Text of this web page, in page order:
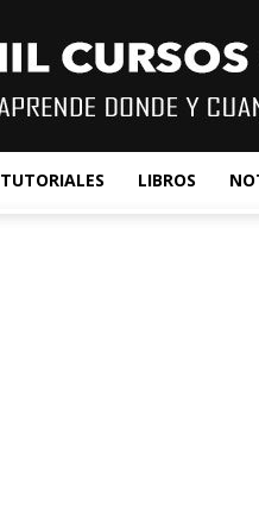
TUTORIALES LIBROS